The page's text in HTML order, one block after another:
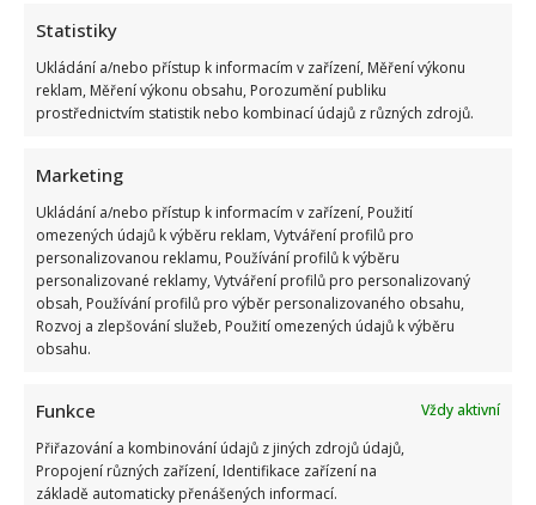
Statistiky
Ukládání a/nebo přístup k informacím v zařízení, Měření výkonu
reklam, Měření výkonu obsahu, Porozumění publiku
prostřednictvím statistik nebo kombinací údajů z různých zdrojů.
Marketing
Ukládání a/nebo přístup k informacím v zařízení, Použití
omezených údajů k výběru reklam, Vytváření profilů pro
personalizovanou reklamu, Používání profilů k výběru
personalizované reklamy, Vytváření profilů pro personalizovaný
obsah, Používání profilů pro výběr personalizovaného obsahu,
Rozvoj a zlepšování služeb, Použití omezených údajů k výběru
obsahu.
Funkce
Vždy aktivní
Přiřazování a kombinování údajů z jiných zdrojů údajů,
Propojení různých zařízení, Identifikace zařízení na
základě automaticky přenášených informací.
Komedie Na samotě u lesa slaví 50 let: Příběhy z jejího
natáčení pobaví fanoušky i dnes
Skutečná jména slavných českých osobností: Michal David i